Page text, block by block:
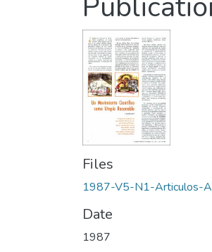
Files
1987-V5-N1-Articulos-
Date
1987